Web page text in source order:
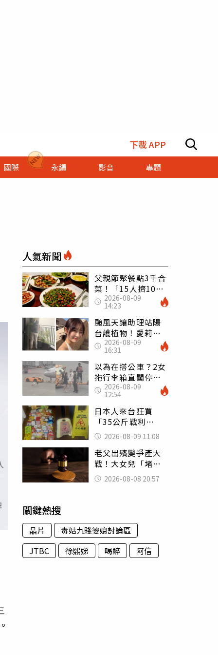
下載 APP
國際 永續 影音 專題
人氣新聞
父親節聚餐點3千合
菜！「15人擠10人
桌」她餓到崩潰
網傻眼：讓店家看
笑話
2026-08-09
14:23
颱風天讓助理站陽
台護植物！愛莉莎
莎挨轟 笑回：他
不會被吹出去
2026-08-09
16:31
以為在搭公車？2女
拖行李箱直闖停機
坪「揮手攔機」
荒謬影片曝網傻眼
2026-08-09
12:54
日本人來台狂買
「35公斤戰利
品」 連拜拜用紅
盤、「小心地滑」
告示牌也帶回家
2026-08-09 11:08
老父出殯變爭產大
戰！大女兒「堵門
鎖靈堂」討千萬
法院判決出爐
2026-08-08 20:57
關鍵熱搜
晶片
毒姑九賤婆媳討論區
JTBC
徐熙娣 喝醉 阿信